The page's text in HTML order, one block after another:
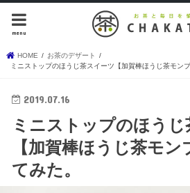
menu
HOME
お茶のデザート
ミニストップのほうじ茶スイーツ【加賀棒ほうじ茶モン
2019.07.16
ミニストップのほうじ
【加賀棒ほうじ茶モ
てみた。